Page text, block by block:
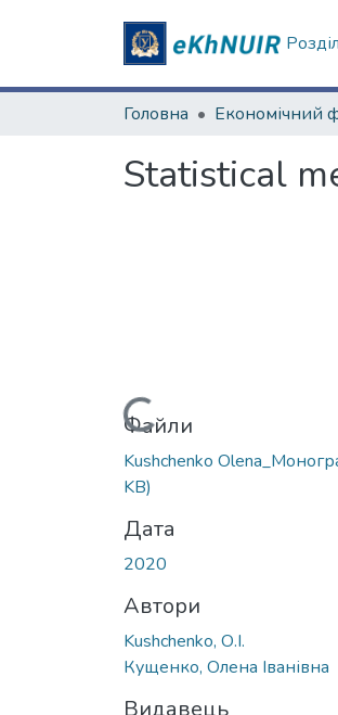
Головна Економічний
Statistical
Вантажиться...
Файли
Kushchenko
KB)
Дата
2020
Автори
Kushchenko, О.I.
Кущенко, Олена Іванівна
Видавець